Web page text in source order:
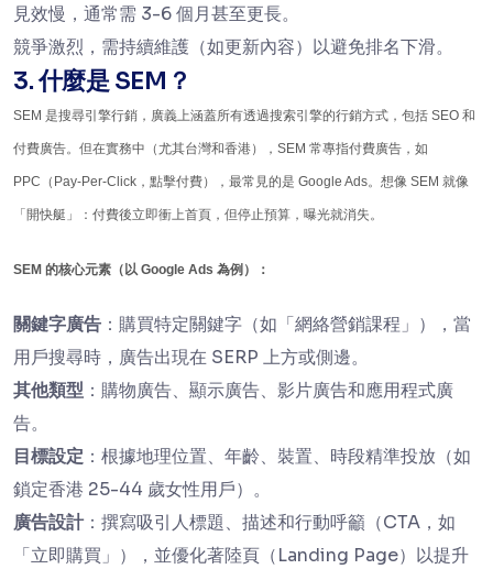
見效慢，通常需 3-6 個月甚至更長。
競爭激烈，需持續維護（如更新內容）以避免排名下滑。
3. 什麼是 SEM？
SEM 是搜尋引擎行銷，廣義上涵蓋所有透過搜索引擎的行銷方式，包括 SEO 和
付費廣告。但在實務中（尤其台灣和香港），SEM 常專指付費廣告，如
PPC（Pay-Per-Click，點擊付費），最常見的是 Google Ads。想像 SEM 就像
「開快艇」：付費後立即衝上首頁，但停止預算，曝光就消失。
SEM 的核心元素（以 Google Ads 為例）：
關鍵字廣告 ：購買特定關鍵字（如「網絡營銷課程」），當
用戶搜尋時，廣告出現在 SERP 上方或側邊。
其他類型 ：購物廣告、顯示廣告、影片廣告和應用程式廣
告。
目標設定 ：根據地理位置、年齡、裝置、時段精準投放（如
鎖定香港 25-44 歲女性用戶）。
廣告設計：撰寫吸引人標題、描述和行動呼籲（CTA，如
「立即購買」），並優化著陸頁（Landing Page）以提升